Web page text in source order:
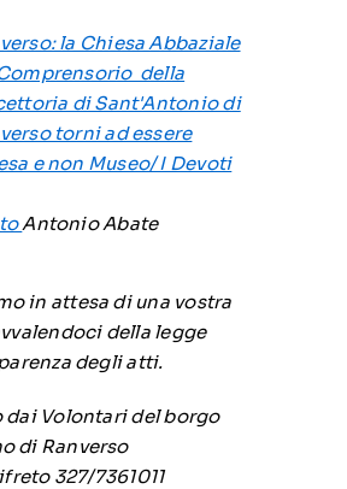
la Chiesa Abbaziale
della
di Sant'Antonio di
torni ad essere
e non Museo/ I Devoti
Antonio Abate
in attesa di una vostra
della legge
degli atti.
dai Volontari del borgo
di Ranverso
327/7361011